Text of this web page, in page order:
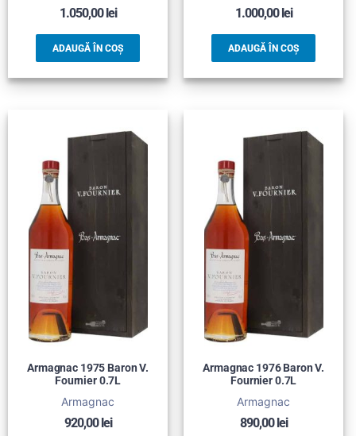
1.050,00lei
ADAUGĂ ÎN COȘ
1.000,00lei
ADAUGĂ ÎN COȘ
Armagnac 1975 Baron V.
Fournier 0.7L
Armagnac
920,00 lei
Armagnac 1976 Baron V.
Fournier 0.7L
Armagnac
890,00 lei